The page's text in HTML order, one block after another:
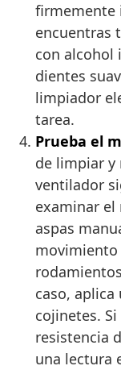
firmemente
encuentras
con alcohol
dientes
limpiador
tarea.
Prueba el
de limpiar y
ventilador
examinar el
aspas
movimiento
caso,
cojinetes.
resistencia
una lectura